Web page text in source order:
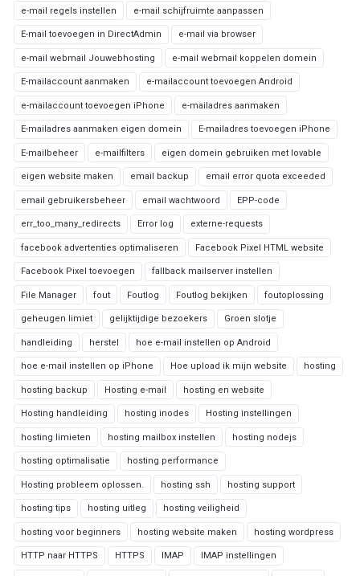
e-mail regels instellen e-mail schijfruimte aanpassen
E-mail toevoegen in DirectAdmin e-mail via browser
e-mail webmail Jouwebhosting e-mail webmail koppelen domein
E-mailaccount aanmaken e-mailaccount toevoegen Android
e-mailaccount toevoegen iPhone e-mailadres aanmaken
E-mailadres aanmaken eigen domein E-mailadres toevoegen iPhone
E-mailbeheer e-mailfilters eigen domein gebruiken met lovable
eigen website maken email backup email error quota exceeded
email gebruikersbeheer email wachtwoord EPP-code
err_too_many_redirects Error log externe-requests
facebook advertenties optimaliseren Facebook Pixel HTML website
Facebook Pixel toevoegen fallback mailserver instellen
File Manager fout Foutlog Foutlog bekijken foutoplossing
geheugen limiet gelijktijdige bezoekers Groen slotje
handleiding herstel hoe e-mail instellen op Android
hoe e-mail instellen op iPhone Hoe upload ik mijn website hosting
hosting backup Hosting e-mail hosting en website
Hosting handleiding hosting inodes Hosting instellingen
hosting limieten hosting mailbox instellen hosting nodejs
hosting optimalisatie hosting performance
Hosting probleem oplossen. hosting ssh hosting support
hosting tips hosting uitleg hosting veiligheid
hosting voor beginners hosting website maken hosting wordpress
HTTP naar HTTPS HTTPS IMAP IMAP instellingen